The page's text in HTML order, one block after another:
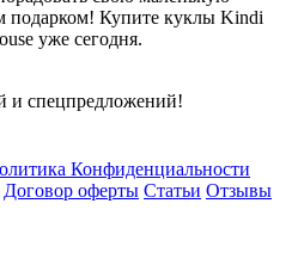
подарком! Купите куклы Kindi
уже сегодня.
и спецпредложений!
Конфиденциальности
Договор оферты Статьи Отзывы